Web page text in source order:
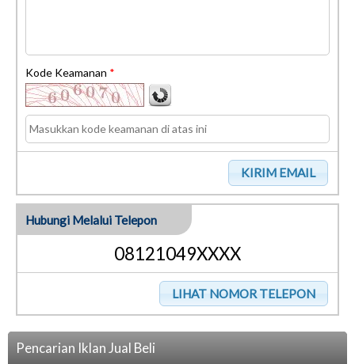
Kode Keamanan *
Hubungi Melalui Telepon
08121049XXXX
Pencarian Iklan Jual Beli